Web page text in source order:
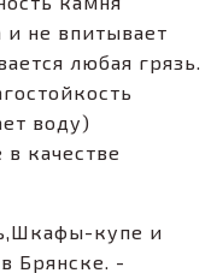
и не впитывает
любая грязь.
воду)
качестве